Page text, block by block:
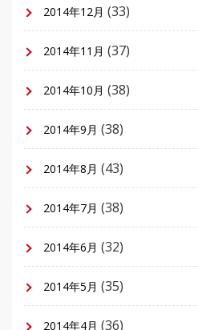
2014年12月 (33)
2014年11月 (37)
2014年10月 (38)
2014年9月 (38)
2014年8月 (43)
2014年7月 (38)
2014年6月 (32)
2014年5月 (35)
2014年4月 (36)